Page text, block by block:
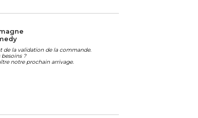
de la validation de la commande.
besoins ?
notre prochain arrivage.